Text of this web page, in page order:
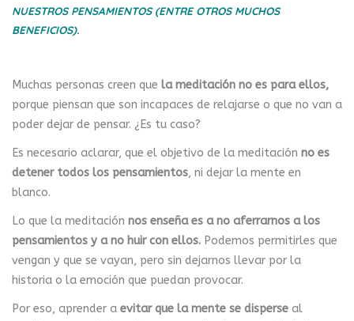
NUESTROS PENSAMIENTOS (ENTRE OTROS MUCHOS
BENEFICIOS).
Muchas personas creen que la meditación no es para ellos,
porque piensan que son incapaces de relajarse o que no van a
poder dejar de pensar. ¿Es tu caso?
Es necesario aclarar, que el objetivo de la meditación no es
detener todos los pensamientos, ni dejar la mente en
blanco.
Lo que la meditación nos enseña es a no aferrarnos a los
pensamientos y a no huir con ellos. Podemos permitirles que
vengan y que se vayan, pero sin dejarnos llevar por la
historia o la emoción que puedan provocar.
Por eso, aprender a evitar que la mente se disperse al